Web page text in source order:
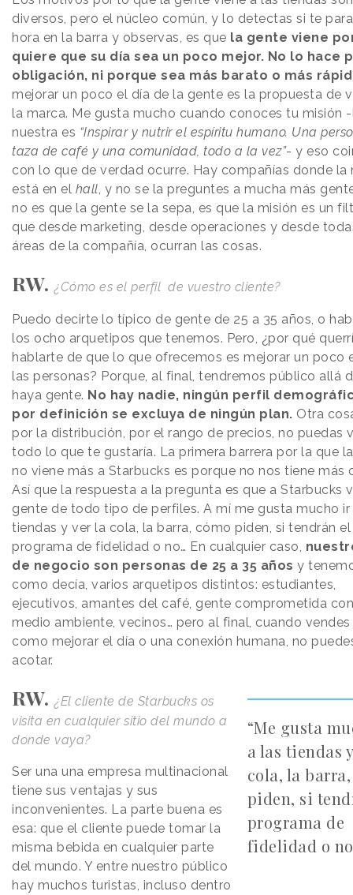
diversos, pero el núcleo común, y lo detectas si te
hora en la barra y observas, es que la gente viene
quiere que su día sea un poco mejor. No lo hace
obligación, ni porque sea más barato o más
mejorar un poco el día de la gente es la propuesta de
la marca. Me gusta mucho cuando conoces tu misión
nuestra es “Inspirar y nutrir el espíritu humano. Una
taza de café y una comunidad, todo a la vez”- y eso
con lo que de verdad ocurre. Hay compañías donde la
está en el hall , y no se la preguntes a mucha más
no es que la gente se la sepa, es que la misión es un
que desde marketing, desde operaciones y desde
áreas de la compañía, ocurran las cosas.
RW. ¿Cómo es el perfil de vuestro cliente?
Puedo decirte lo típico de gente de 25 a 35 años, o
los ocho arquetipos que tenemos. Pero, ¿por qué
hablarte de que lo que ofrecemos es mejorar un poco
las personas? Porque, al final, tendremos público allá
haya gente. No hay nadie, ningún perfil
por definición se excluya de ningún plan. Otra
por la distribución, por el rango de precios, no puedas
todo lo que te gustaría. La primera barrera por la que
no viene más a Starbucks es porque no nos tiene más
Así que la respuesta a la pregunta es que a Starbucks
gente de todo tipo de perfiles. A mí me gusta mucho ir
tiendas y ver la cola, la barra, cómo piden, si tendrán el
programa de fidelidad o no… En cualquier caso,
de negocio son personas de 25 a 35 años y
como decía, varios arquetipos distintos: estudiantes,
ejecutivos, amantes del café, gente comprometida
medio ambiente, vecinos… pero al final, cuando
como mejorar el día o una conexión humana, no
acotar.
“Me gusta
a las tiendas
cola, la
piden, si
programa de
fidelidad o
RW. ¿El cliente de Starbucks os
visita en cualquier sitio del mundo a
donde vaya?
Ser una una empresa multinacional
tiene sus ventajas y sus
inconvenientes. La parte buena es
esa: que el cliente puede tomar la
misma bebida en cualquier parte
del mundo. Y entre nuestro público
hay muchos turistas, incluso dentro